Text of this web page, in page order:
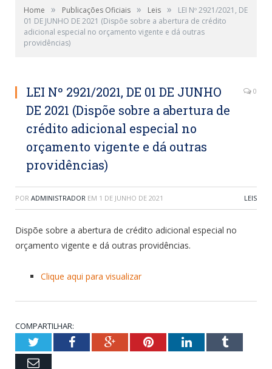
Home » Publicações Oficiais » Leis »
LEI Nº 2921/2021, DE
01 DE JUNHO DE 2021 (Dispõe sobre a abertura de crédito
adicional especial no orçamento vigente e dá outras
providências)
LEI Nº 2921/2021, DE 01 DE JUNHO
DE 2021 (Dispõe sobre a abertura de
crédito adicional especial no
orçamento vigente e dá outras
providências)
0
POR ADMINISTRADOR EM 1 DE JUNHO DE 2021 LEIS
Dispõe sobre a abertura de crédito adicional especial no
orçamento vigente e dá outras providências.
Clique aqui para visualizar
COMPARTILHAR:
TwitterFacebookGoogle+PinterestLinkedInTumblr
Email